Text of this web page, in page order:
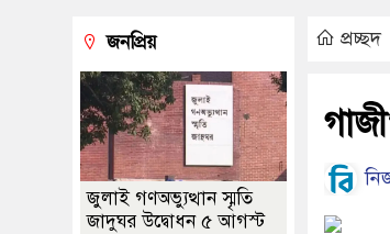
প্রচ্ছদ
জনপ্রিয়
জুলাই গণঅভ্যুত্থান স্মৃতি
জাদুঘর উদ্বোধন ৫ আগস্ট